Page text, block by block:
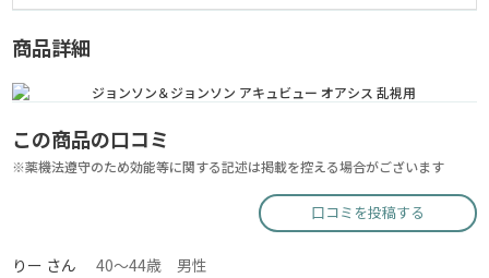
商品詳細
この商品の口コミ
※薬機法遵守のため効能等に関する記述は掲載を控える場合がございます
口コミを投稿する
りー さん 40～44歳 男性